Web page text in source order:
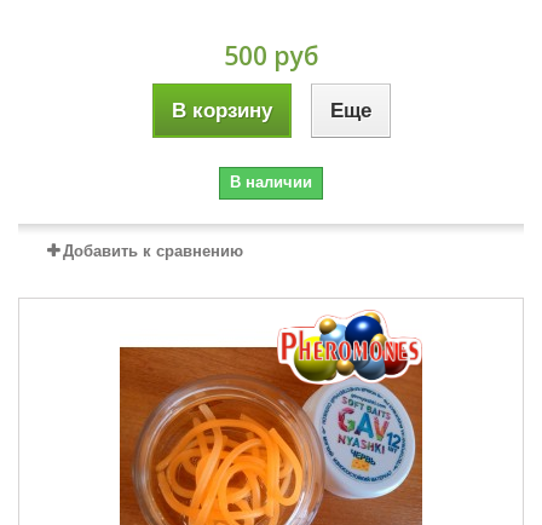
500 руб
В корзину Еще
В наличии
Добавить к сравнению